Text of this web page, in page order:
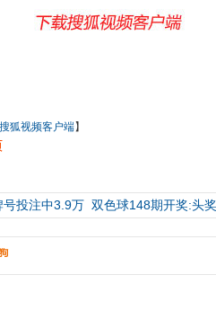
狐视频客户端】
号投注中3.9万 双色球148期开奖:头